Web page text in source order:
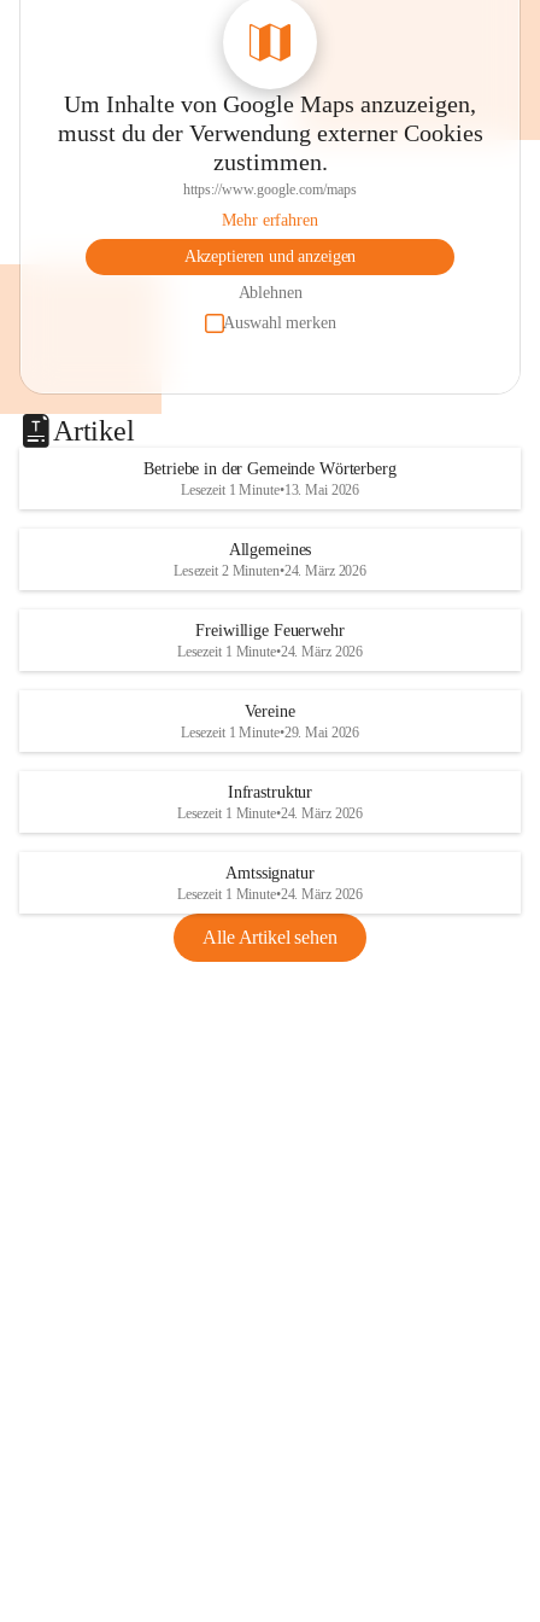
Um Inhalte von Google Maps anzuzeigen,
musst du der Verwendung externer Cookies
zustimmen.
https://www.google.com/maps
Mehr erfahren
Akzeptieren und anzeigen
Ablehnen
Auswahl merken
Artikel
Betriebe in der Gemeinde Wörterberg
Lesezeit 1 Minute•13. Mai 2026
Allgemeines
Lesezeit 2 Minuten•24. März 2026
Freiwillige Feuerwehr
Lesezeit 1 Minute•24. März 2026
Vereine
Lesezeit 1 Minute•29. Mai 2026
Infrastruktur
Lesezeit 1 Minute•24. März 2026
Amtssignatur
Lesezeit 1 Minute•24. März 2026
Alle Artikel sehen